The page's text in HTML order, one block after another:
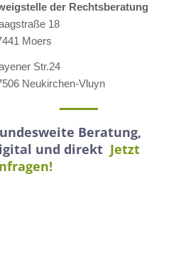
der Rechtsberatung
18
Moers
Str.24
Neukirchen-Vluyn
Beratung,
und direkt Jetzt